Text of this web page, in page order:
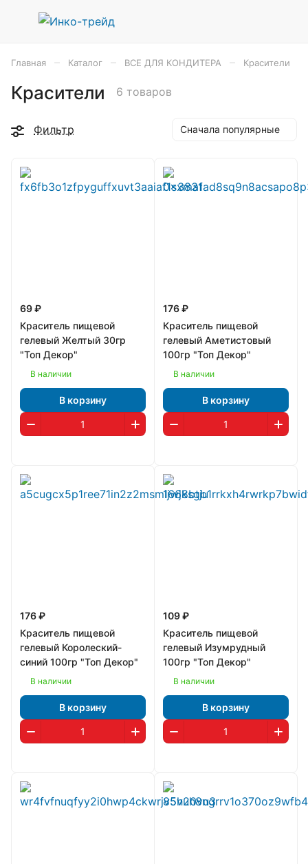
Главная Каталог ВСЕ ДЛЯ КОНДИТЕРА Красители
Красители 6 товаров
Фильтр Сначала популярные
69 ₽
Краситель пищевой
гелевый Желтый 30гр
"Топ Декор"
В наличии
В корзину
176 ₽
Краситель пищевой
гелевый Аметистовый
100гр "Топ Декор"
В наличии
В корзину
176 ₽
Краситель пищевой
гелевый Королеский-
синий 100гр "Топ Декор"
В наличии
В корзину
109 ₽
Краситель пищевой
гелевый Изумрудный
100гр "Топ Декор"
В наличии
В корзину